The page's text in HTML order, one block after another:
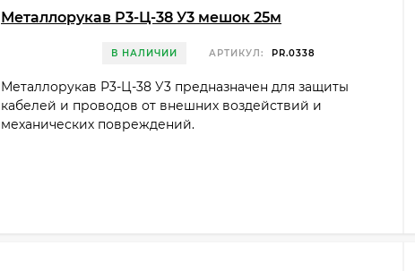
Металлорукав Р3-Ц-38 У3 мешок 25м
В НАЛИЧИИ АРТИКУЛ: PR.0338
Металлорукав Р3-Ц-38 У3 предназначен для защиты
кабелей и проводов от внешних воздействий и
механических повреждений.